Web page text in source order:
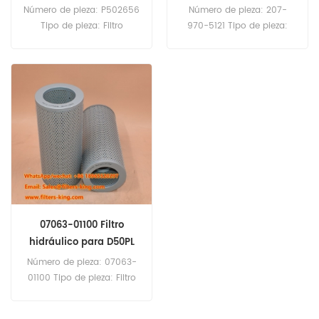
PW160-8
Número de pieza: P502656
Tipo de pieza: Filtro
pedido: 60 piezas P502656
Filtro hidráulico Referencia
cruzada 20Y-60-31171 Uso
para Komatsu PW160-8
PW180-10 PW220-7K
WA320-8 WA430-6
WA450-6 WA470-6
WA470-7 WA480-6.
PC340-6
Número de pieza: 207-
970-5121 Tipo de pieza:
07063-01100 Filtro
hidráulico para D50PL
Número de pieza: 07063-
01100 Tipo de pieza: Filtro